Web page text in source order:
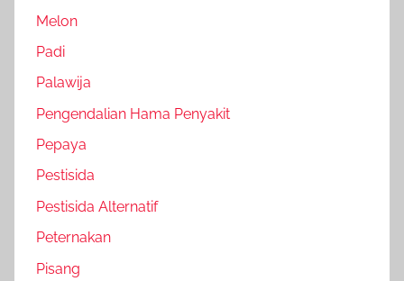
Melon
Padi
Palawija
Pengendalian Hama Penyakit
Pepaya
Pestisida
Pestisida Alternatif
Peternakan
Pisang